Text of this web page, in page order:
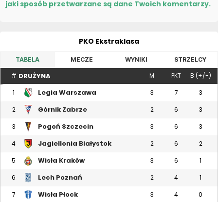
jaki sposób przetwarzane są dane Twoich komentarzy.
PKO Ekstraklasa
TABELA MECZE WYNIKI STRZELCY
# DRUŻYNA M PKT B (+/-)
1 Legia Warszawa 3 7 3
2 Górnik Zabrze 2 6 3
3 Pogoń Szczecin 3 6 3
4 Jagiellonia Białystok 2 6 2
5 Wisła Kraków 3 6 1
6 Lech Poznań 2 4 1
7 Wisła Płock 3 4 0